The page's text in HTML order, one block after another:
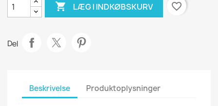
 LÆG I INDKØBSKURV favorite_border
Del
Beskrivelse Produktoplysninger